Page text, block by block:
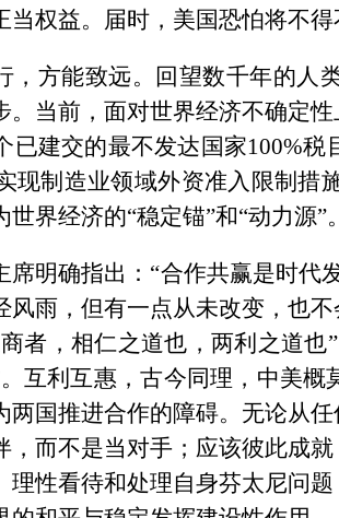
当权益。届时，美国恐怕将不
，方能致远。回望数千年的人
。当前，面对世界经济不确定
已建交的最不发达国家100%
现制造业领域外资准入限制措
世界经济的“稳定锚”和“动力源”
席明确指出：“合作共赢是时代
风雨，但有一点从未改变，也
者，相仁之道也，两利之道
互利互惠，古今同理，中美
两国推进合作的障碍。无论从
，而不是当对手；应该彼此成
理性看待和处理自身芬太尼问